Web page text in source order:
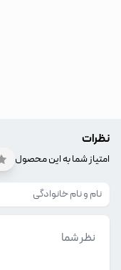
نظرات
امتیاز شما به این محصول